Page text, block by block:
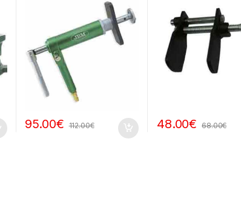
95.00€ 112.00€ 48.00€ 68.00€